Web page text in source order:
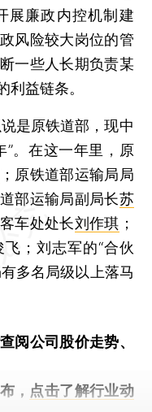
展廉政内控机制建
风险较大岗位的管
一些人长期负责某
利益链条。
是原铁道部，现中
”。在这一年里，原
；原铁道部运输局局
道部运输局副局长苏
车处处长刘作琪 ；
；刘志军的“合伙
多名局级以上落马
阅公司股价走势、
， 点击了解行业动